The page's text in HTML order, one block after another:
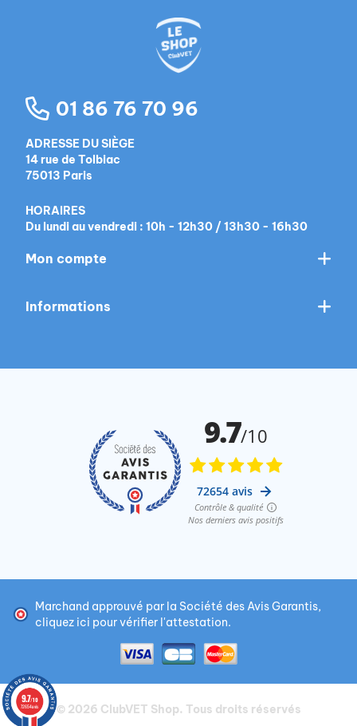
01 86 76 70 96
ADRESSE DU SIÈGE
14 rue de Tolbiac
75013 Paris
HORAIRES
Du lundi au vendredi : 10h - 12h30 / 13h30 - 16h30
Mon compte
Informations
Marchand approuvé par la Société des Avis Garantis,
cliquez ici pour vérifier l'attestation.
© 2026 ClubVET Shop. Tous droits réservés
9.7/10
72654 avis